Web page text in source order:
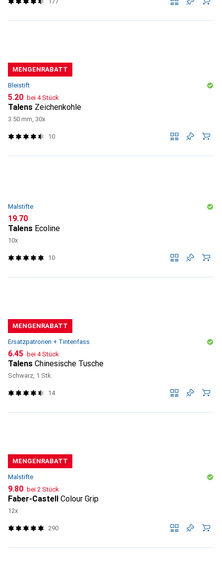
MENGENRABATT
Bleistift
CHF
5.20 bei 4 Stück
Talens Zeichenkohle
3.50 mm, 30x
10
Malstifte
CHF
19.70
Talens Ecoline
10x
10
MENGENRABATT
Ersatzpatronen + Tintenfass
CHF
6.45 bei 4 Stück
Talens Chinesische Tusche
Schwarz, 1 Stk.
14
MENGENRABATT
Malstifte
CHF
9.80 bei 2 Stück
Faber-Castell Colour Grip
12x
290